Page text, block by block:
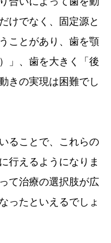
けでなく、固定源と
ことがあり、歯を顎
」、歯を大きく「後
きの実現は困難でし
ることで、これらの
行えるようになりま
て治療の選択肢が広
ったといえるでしょ